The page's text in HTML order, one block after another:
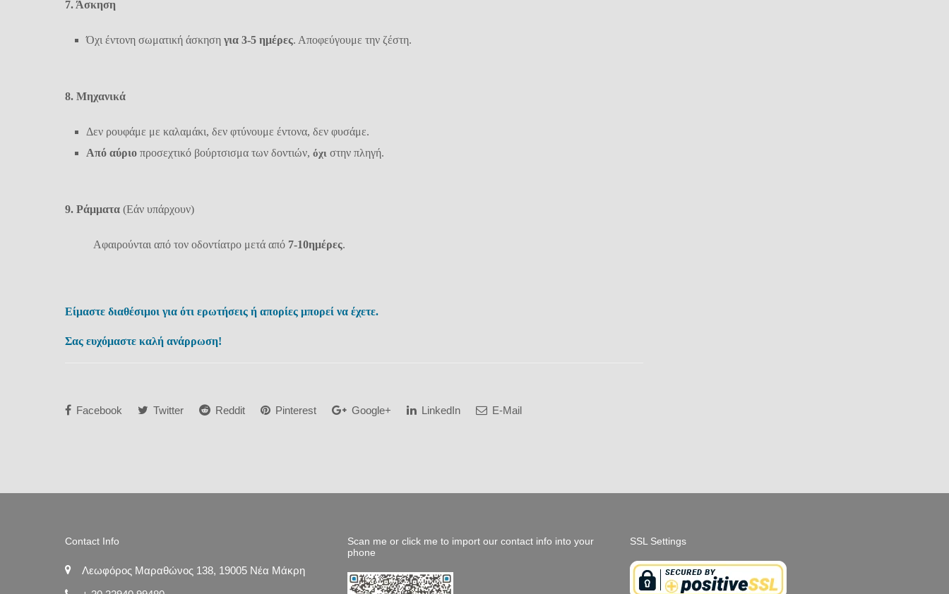
7. Άσκηση
Όχι έντονη σωματική άσκηση για 3-5 ημέρες. Αποφεύγουμε την ζέστη.
8. Μηχανικά
Δεν ρουφάμε με καλαμάκι, δεν φτύνουμε έντονα, δεν φυσάμε.
Από αύριο προσεχτικό βούρτσισμα των δοντιών, όχι στην πληγή.
9. Ράμματα (Εάν υπάρχουν)
Αφαιρούνται από τον οδοντίατρο μετά από 7-10ημέρες.
Είμαστε διαθέσιμοι για ότι ερωτήσεις ή απορίες μπορεί να έχετε.
Σας ευχόμαστε καλή ανάρρωση!
Facebook Twitter Reddit Pinterest Google+ LinkedIn E-Mail
Contact Info
Λεωφόρος Μαραθώνος 138, 19005 Νέα Μάκρη
Scan me or click me to import our contact info into your
phone
SSL Settings